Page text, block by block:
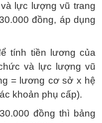
lực lượng vũ trang
đồng, áp dụng
tính tiền lương của
và lực lượng vũ
= lương cơ sở x hệ
khoản phụ cấp).
đồng thì bảng